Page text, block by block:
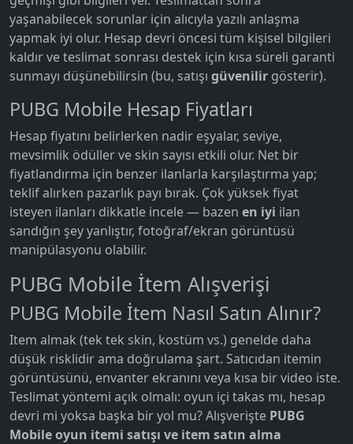
yaşanabilecek sorunlar için alıcıyla yazılı anlaşma
yapmak iyi olur. Hesap devri öncesi tüm kişisel bilgileri
kaldır ve teslimat sonrası destek için kısa süreli garanti
sunmayı düşünebilirsin (bu, satışı güvenilir gösterir).
PUBG Mobile Hesap Fiyatları
Hesap fiyatını belirlerken nadir eşyalar, seviye,
mevsimlik ödüller ve skin sayısı etkili olur. Net bir
fiyatlandırma için benzer ilanlarla karşılaştırma yap;
teklif alırken pazarlık payı bırak. Çok yüksek fiyat
isteyen ilanları dikkatle incele — bazen en iyi ilan
sandığın şey yanlıştır, fotoğraf/ekran görüntüsü
manipülasyonu olabilir.
PUBG Mobile İtem Alışverişi
PUBG Mobile İtem Nasıl Satın Alınır?
Item almak (tek tek skin, kostüm vs.) genelde daha
düşük risklidir ama doğrulama şart. Satıcıdan itemin
görüntüsünü, envanter ekranını veya kısa bir video iste.
Teslimat yöntemi açık olmalı: oyun içi takas mı, hesap
devri mi yoksa başka bir yol mu? Alışverişte PUBG
Mobile oyun itemi satışı ve item satın alma